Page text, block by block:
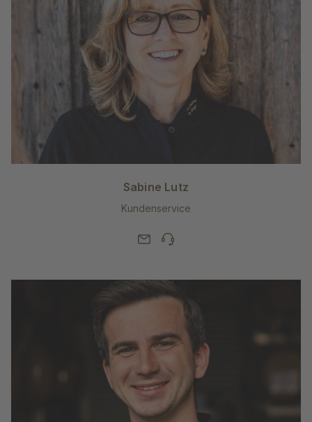
Sabine Lutz
Kundenservice